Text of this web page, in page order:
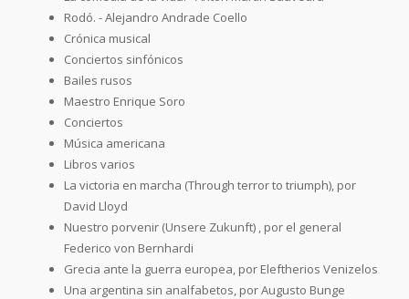
Rodó. - Alejandro Andrade Coello
Crónica musical
Conciertos sinfónicos
Bailes rusos
Maestro Enrique Soro
Conciertos
Música americana
Libros varios
La victoria en marcha (Through terror to triumph), por
David Lloyd
Nuestro porvenir (Unsere Zukunft) , por el general
Federico von Bernhardi
Grecia ante la guerra europea, por Eleftherios Venizelos
Una argentina sin analfabetos, por Augusto Bunge